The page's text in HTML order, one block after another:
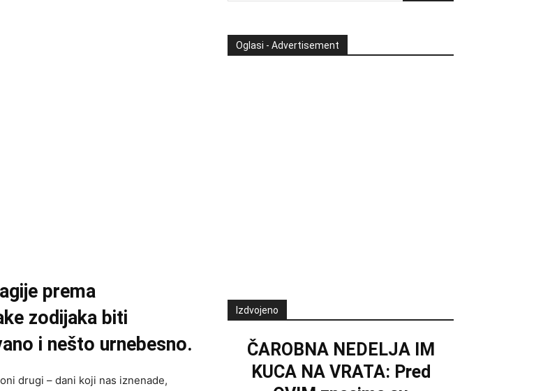
prema
zodijaka biti
i nešto urnebesno.
drugi – dani koji nas iznenade,
Oglasi - Advertisement
Izdvojeno
ČAROBNA NEDELJA IM
KUCA NA VRATA: Pred